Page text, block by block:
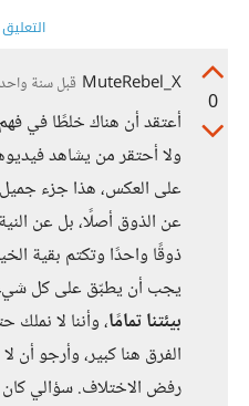
0
MuteRebel_X قبل سنة
أعتقد أن هناك خلطًا في
ولا أحتقر من يشاهد
على العكس، هذا جزء
عن الذوق أصلًا، بل عن
ذوقًا واحدًا وتكتم بقية
يجب أن يطبّق على كل
بيئتنا تمامًا، وأننا لا
الفرق هنا كبير، وأرجو
رفض الاختلاف. سؤالي كان